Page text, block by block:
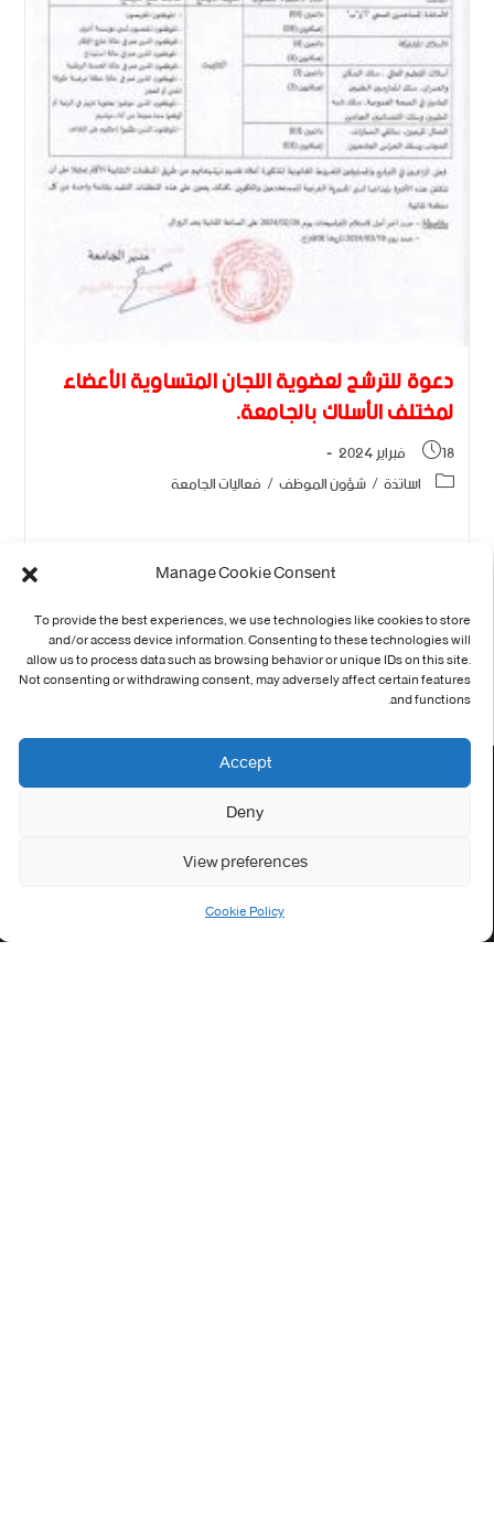
Manage Cookie Consent
To provide the best experiences, we use technologies like cookies to store
and/or access device information. Consenting to these technologies will
allow us to process data such as browsing behavior or unique IDs on this site.
Not consenting or withdrawing consent, may adversely affect certain features
and functions.
Accept
Deny
View preferences
Cookie Policy
دعوة للترشح لعضوية اللجان المتساوية الأعضاء
لمختلف الأسلاك بالجامعة.
18 فبراير 2024
اساتذة/شؤون الموظف/ فعاليات الجامعة
1
…
5
6
7
8
9
10
11
…
22
اتصل بنا